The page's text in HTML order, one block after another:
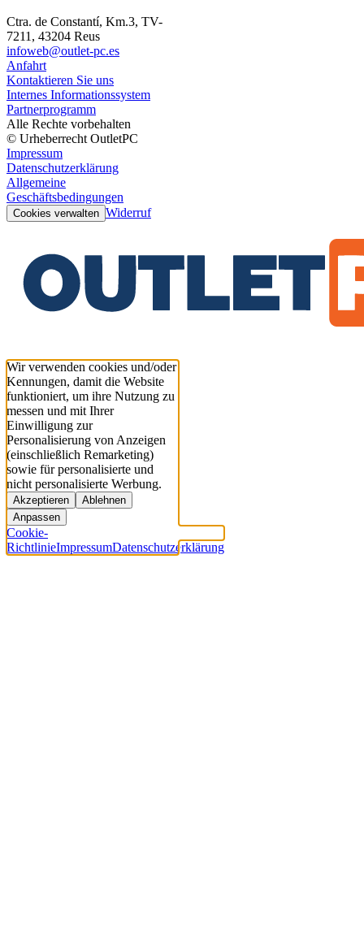
Ctra. de Constantí, Km.3, TV-
7211, 43204 Reus
infoweb@outlet-pc.es
Anfahrt
Kontaktieren Sie uns
Internes Informationssystem
Partnerprogramm
Alle Rechte vorbehalten
© Urheberrecht OutletPC
Impressum
Datenschutzerklärung
Allgemeine
Geschäftsbedingungen
Cookies verwalten Widerruf
Wir verwenden cookies und/oder
Kennungen, damit die Website
funktioniert, um ihre Nutzung zu
messen und mit Ihrer
Einwilligung zur
Personalisierung von Anzeigen
(einschließlich Remarketing)
sowie für personalisierte und
nicht personalisierte Werbung.
Akzeptieren
Ablehnen
Anpassen
Cookie-
RichtlinieImpressumDatenschutzerklärung